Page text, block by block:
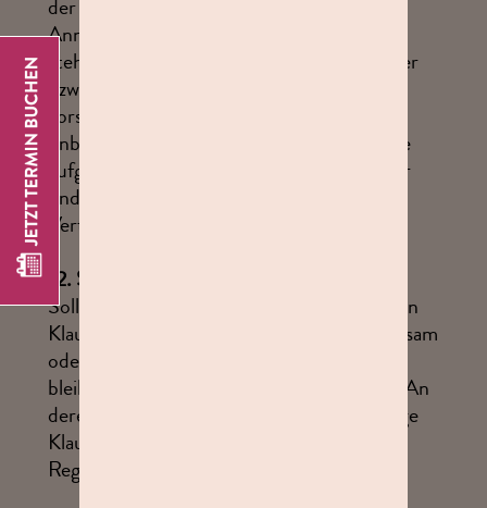
der Teilnahme am Gewinnspiel bzw. mit der
Annahme und der Nutzung des Gewinns
stehen, es sei denn, der Gewinnspielanbieter
bzw. dessen Erfüllungsgehilfen handeln
vorsätzlich oder grob fahrlässig. Hiervon
unberührt bleiben etwaige Ersatzansprüche
aufgrund der Verletzung von Leben, Körper
und Gesundheit sowie von wesentlichen
Vertragspflichten.
12. Salvatorische Klausel
Sollten eine oder mehrere der vorstehenden
Klauseln ganz oder teilweise nichtig, unwirksam
oder undurchführbar sein oder werden,
bleiben die übrigen Bedingungen wirksam. An
deren Stelle tritt eine entsprechende gültige
Klausel. Gleiches gilt bei Vorliegen einer
Regelungslücke.